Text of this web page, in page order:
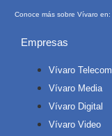
Conoce más sobre Vívaro en:
Empresas
Vívaro Telecom
Vívaro Media
Vívaro Digital
Vívaro Video